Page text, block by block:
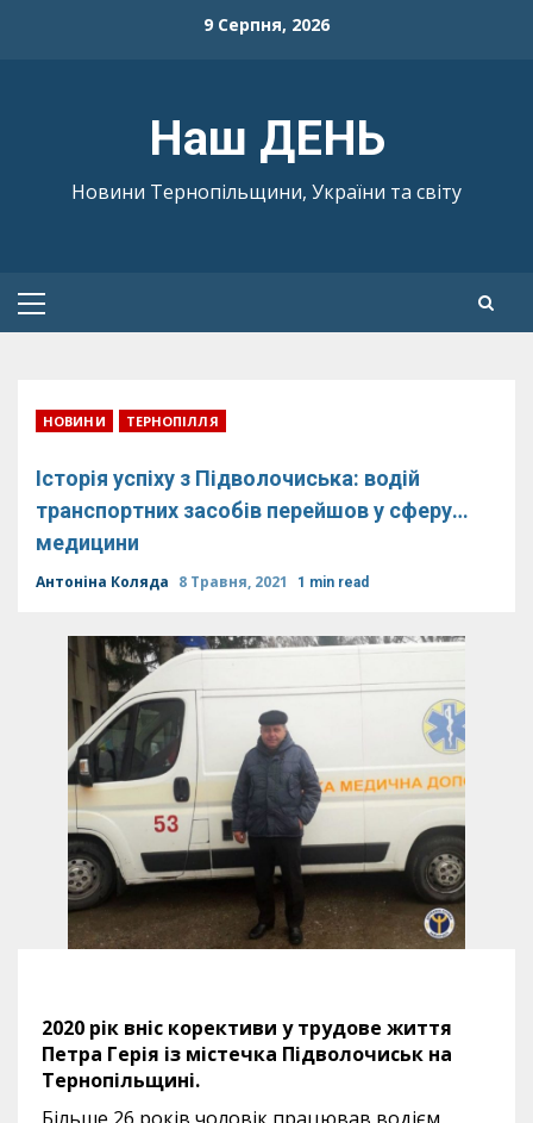
9 Серпня, 2026
Наш ДЕНЬ
Новини Тернопільщини, України та світу
Primary
НОВИНИ ТЕРНОПІЛЛЯ
Історія успіху з Підволочиська: водій
транспортних засобів перейшов у сферу…
медицини
Антоніна Коляда 8 Травня, 2021 1 min read
2020 рік вніс корективи у трудове життя
Петра Герія із містечка Підволочиськ на
Тернопільщині.